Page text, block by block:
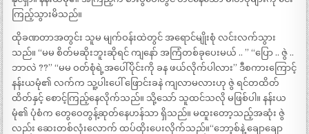
ကြည့်သွားမိသည်။
ထိုခဏတာအတွင်း သူမ မျက်ဝန်းထဲတွင် အရောင်မျိုးစုံ လင်းလက်သွား
သည်။ “မမ စိတ်မဆိုးဘူးဆိုရင် ကျနော် အကြံတစ်ခုပေးမယ် .. ” “ပြော .. ဇွဲ ..
ဘာလဲ ??” “မမ ဝတ်စုံရဲ့အပေါ်ပိုင်းကို ခန ဖယ်လိုက်ပါလား” ဒီစကားကြောင့်
နန်းယမုံ၏ လက်က သူ့ပါးပေါ် ဖြောင်းခနဲ ကျလာမလားဟု ဇွဲ ရင်တထိတ်
ထိတ်နှင့် စောင့်ကြည့်နေလိုက်သည်။ သို့သော် သူထင်သလို မဖြစ်ပါ။ နန်းယ
မုံ၏ ပုံစံက တွေဝေတွန့်ဆုတ်နေဟန်သာ ရှိသည်။ မထူးတော့သည့်အဆုံး ဇွဲ
လည်း ဆေးတစ်လုံးလောက် ထပ်ထိုးပေးလိုက်သည်။“ဘော့စ်နဲ့ ချောချော